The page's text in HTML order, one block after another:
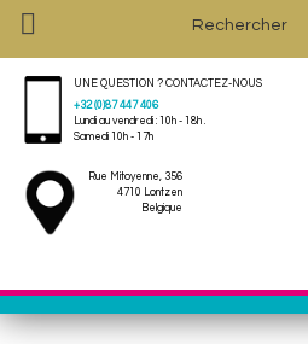

UNE QUESTION ? CONTACTEZ-NOUS
+32 (0)87 447 406
Lundi au vendredi : 10h - 18h .
Samedi 10h - 17h
Rue Mitoyenne, 356
4710 Lontzen
Belgique